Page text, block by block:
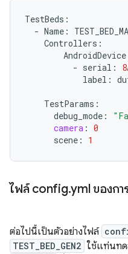
TestBeds :
- Name :
Controllers :
AndroidDevice
- serial : 8
label :
TestParams :
debug_mode :
camera : 0
scene : 1
ไฟล์ config.yml ของก
ต่อไปนี้เป็นตัวอย่างไฟล์
TEST_BED_GEN2 ใช้แท่นทด